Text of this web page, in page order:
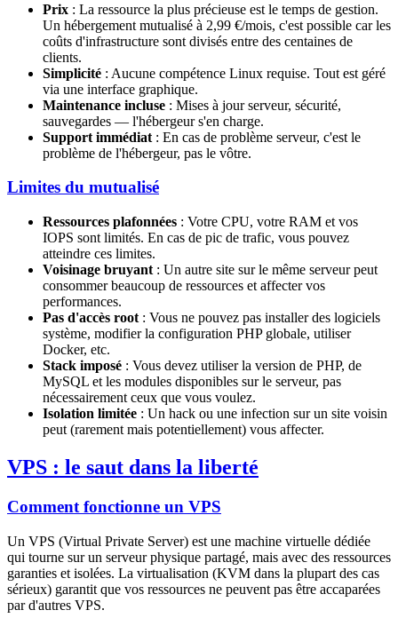
Prix : La ressource la plus précieuse est le temps de gestion.
Un hébergement mutualisé à 2,99 €/mois, c'est possible car les
coûts d'infrastructure sont divisés entre des centaines de
clients.
Simplicité : Aucune compétence Linux requise. Tout est géré
via une interface graphique.
Maintenance incluse : Mises à jour serveur, sécurité,
sauvegardes — l'hébergeur s'en charge.
Support immédiat : En cas de problème serveur, c'est le
problème de l'hébergeur, pas le vôtre.
Limites du mutualisé
Ressources plafonnées : Votre CPU, votre RAM et vos
IOPS sont limités. En cas de pic de trafic, vous pouvez
atteindre ces limites.
Voisinage bruyant : Un autre site sur le même serveur peut
consommer beaucoup de ressources et affecter vos
performances.
Pas d'accès root : Vous ne pouvez pas installer des logiciels
système, modifier la configuration PHP globale, utiliser
Docker, etc.
Stack imposé : Vous devez utiliser la version de PHP, de
MySQL et les modules disponibles sur le serveur, pas
nécessairement ceux que vous voulez.
Isolation limitée : Un hack ou une infection sur un site voisin
peut (rarement mais potentiellement) vous affecter.
VPS : le saut dans la liberté
Comment fonctionne un VPS
Un VPS (Virtual Private Server) est une machine virtuelle dédiée
qui tourne sur un serveur physique partagé, mais avec des ressources
garanties et isolées. La virtualisation (KVM dans la plupart des cas
sérieux) garantit que vos ressources ne peuvent pas être accaparées
par d'autres VPS.